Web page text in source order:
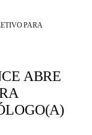
PARA
ABRE